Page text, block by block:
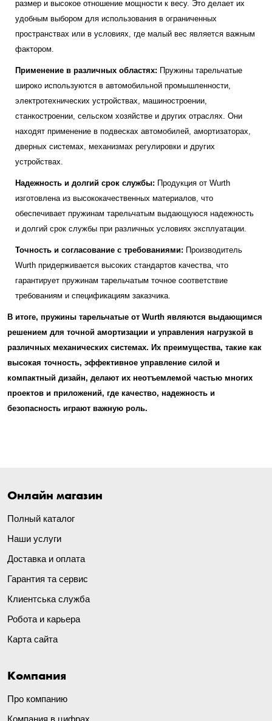
размер и высокое отношение мощности к весу. Это делает их
удобным выбором для использования в ограниченных
пространствах или в условиях, где малый вес является важным
фактором.
Применение в различных областях: Пружины тарельчатые
широко используются в автомобильной промышленности,
электротехнических устройствах, машиностроении,
станкостроении, сельском хозяйстве и других отраслях. Они
находят применение в подвесках автомобилей, амортизаторах,
дверных системах, механизмах регулировки и других
устройствах.
Надежность и долгий срок службы: Продукция от Wurth
изготовлена из высококачественных материалов, что
обеспечивает пружинам тарельчатым выдающуюся надежность
и долгий срок службы при различных условиях эксплуатации.
Точность и согласование с требованиями: Производитель
Wurth придерживается высоких стандартов качества, что
гарантирует пружинам тарельчатым точное соответствие
требованиям и спецификациям заказчика.
В итоге, пружины тарельчатые от Wurth являются выдающимся
решением для точной амортизации и управления нагрузкой в
различных механических системах. Их преимущества, такие как
высокая точность, эффективное управление силой и
компактный дизайн, делают их неотъемлемой частью многих
проектов и приложений, где качество, надежность и
безопасность играют важную роль.
Онлайн магазин
Полный каталог
Наши услуги
Доставка и оплата
Гарантия та сервис
Клиентська служба
Робота и карьера
Карта сайта
Компания
Про компанию
Компания в цифрах